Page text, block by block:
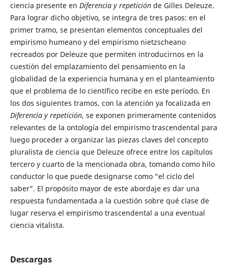
ciencia presente en Diferencia y repeticiónde Gilles Deleuze.
Para lograr dicho objetivo, se integra de tres pasos: en el
primer tramo, se presentan elementos conceptuales del
empirismo humeano y del empirismo nietzscheano
recreados por Deleuze que permiten introducirnos en la
cuestión del emplazamiento del pensamiento en la
globalidad de la experiencia humana y en el planteamiento
que el problema de lo científico recibe en este período. En
los dos siguientes tramos, con la atención ya focalizada en
Diferencia y repetición, se exponen primeramente contenidos
relevantes de la ontología del empirismo trascendental para
luego proceder a organizar las piezas claves del concepto
pluralista de ciencia que Deleuze ofrece entre los capítulos
tercero y cuarto de la mencionada obra, tomando como hilo
conductor lo que puede designarse como “el ciclo del
saber”. El propósito mayor de este abordaje es dar una
respuesta fundamentada a la cuestión sobre qué clase de
lugar reserva el empirismo trascendental a una eventual
ciencia vitalista.
Descargas